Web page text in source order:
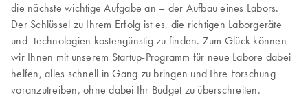
die nächste wichtige Aufgabe an – der Aufbau eines Labors.
Der Schlüssel zu Ihrem Erfolg ist es, die richtigen Laborgeräte
und -technologien kostengünstig zu finden. Zum Glück können
wir Ihnen mit unserem Startup-Programm für neue Labore dabei
helfen, alles schnell in Gang zu bringen und Ihre Forschung
voranzutreiben, ohne dabei Ihr Budget zu überschreiten.